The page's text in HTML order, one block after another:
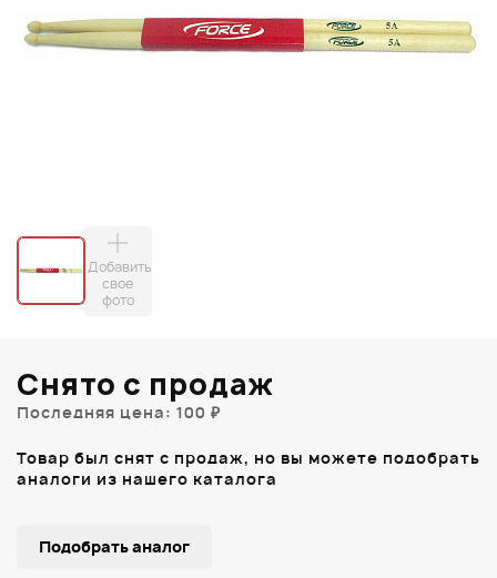
Добавить
свое
фото
Снято с продаж
Последняя цена: 100 ₽
Товар был снят с продаж, но вы можете подобрать
аналоги из нашего каталога
Подобрать аналог